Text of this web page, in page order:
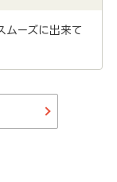
ムーズに出来て